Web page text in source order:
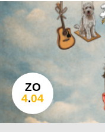
ZO
4.04